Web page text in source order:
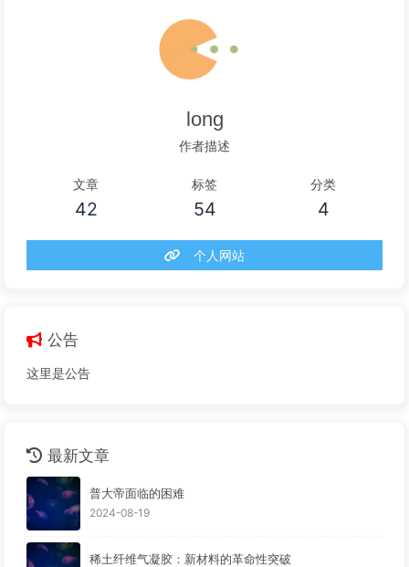
long
作者描述
文章
42
标签
54
分类
4
个人网站
公告
这里是公告
最新文章
普大帝面临的困难
2024-08-19
稀土纤维气凝胶：新材料的革命性突破